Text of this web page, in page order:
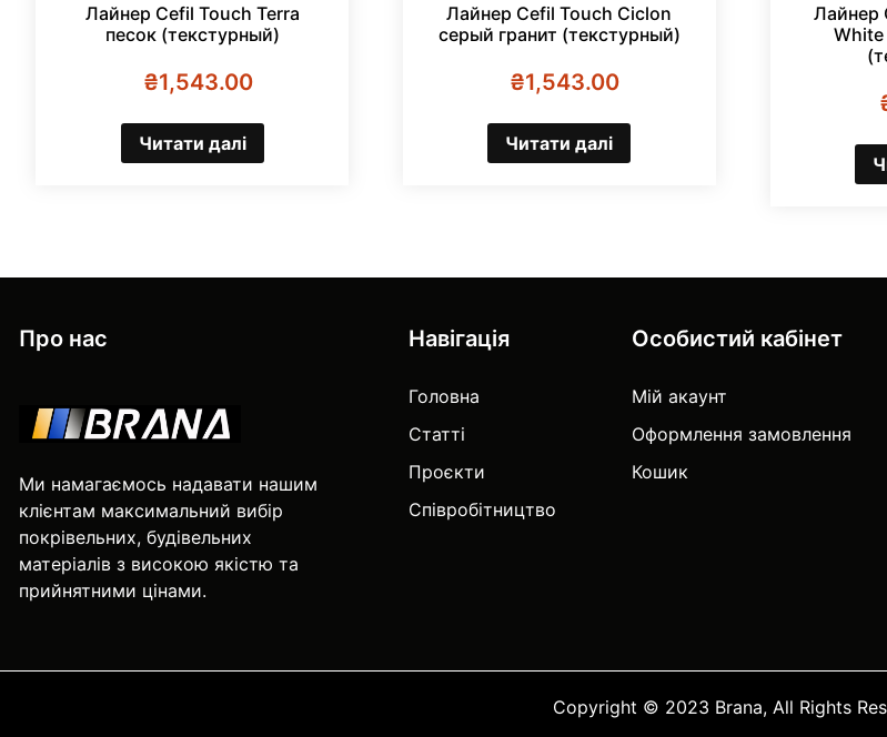
Лайнер Cefil Touch Terra
песок (текстурный)
₴1,543.00
Читати далі
Лайнер Cefil Touch Ciclon
серый гранит (текстурный)
₴1,543.00
Читати далі
Лайнер
White
Про нас
Ми намагаємось надавати нашим
клієнтам максимальний вибір
покрівельних, будівельних
матеріалів з високою якістю та
прийнятними цінами.
Навігація
Головна
Статті
Проєкти
Співробітництво
Особистий кабінет
Мій акаунт
Оформлення замовлення
Кошик
Copyright © 2023 Brana, All Rights